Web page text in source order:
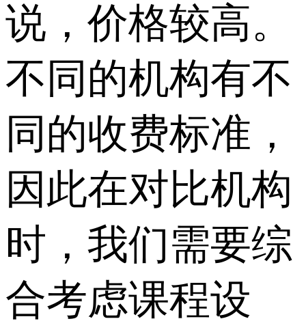
说，价格较高。
不同的机构有不
同的收费标准，
因此在对比机构
时，我们需要综
合考虑课程设